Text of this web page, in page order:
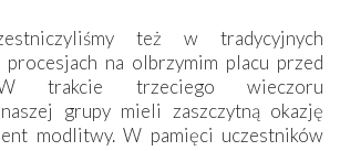
też w tradycyjnych
procesjach na olbrzymim placu przed
W trakcie trzeciego wieczoru
grupy mieli zaszczytną okazję
modlitwy. W pamięci uczestników